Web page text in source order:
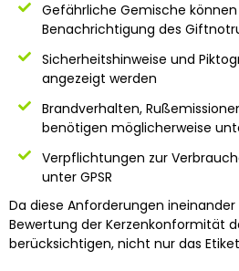
Gefährliche Gemische können
Benachrichtigung des
Sicherheitshinweise und
angezeigt werden
Brandverhalten,
benötigen möglicherweise
Verpflichtungen zur
unter GPSR
Da diese Anforderungen
Bewertung der Kerzenkonformität
berücksichtigen, nicht nur das